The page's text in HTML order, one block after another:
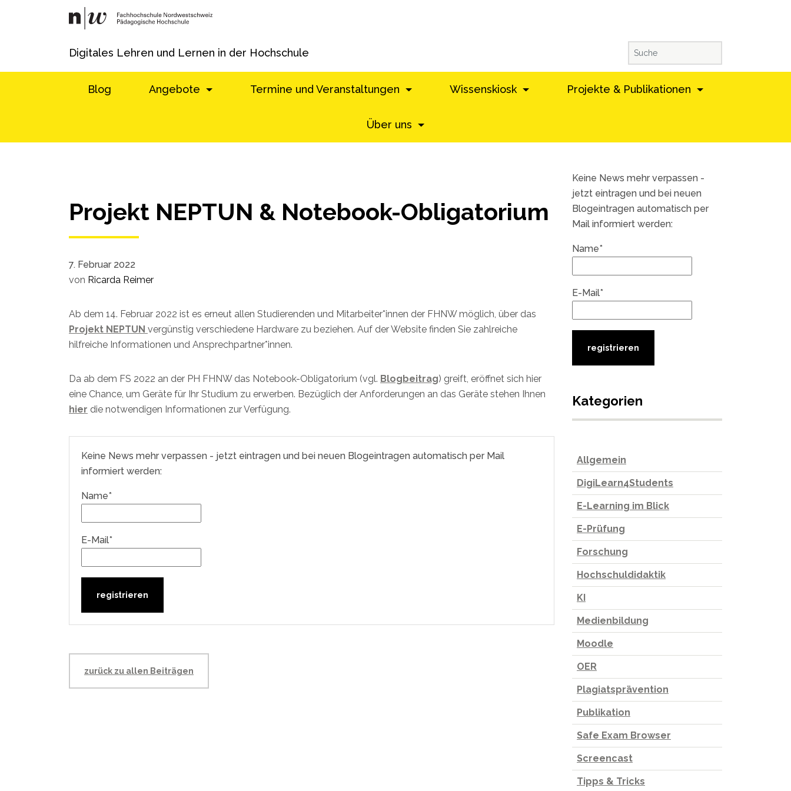
Digitales Lehren und Lernen in der Hochschule
Blog Angebote Termine und Veranstaltungen Wissenskiosk Projekte & Publikationen
Über uns
Projekt NEPTUN & Notebook-Obligatorium
7. Februar 2022
von Ricarda Reimer
Ab dem 14. Februar 2022 ist es erneut allen Studierenden und Mitarbeiter*innen der FHNW möglich, über das
Projekt NEPTUN vergünstig verschiedene Hardware zu beziehen. Auf der Website finden Sie zahlreiche
hilfreiche Informationen und Ansprechpartner*innen.
Da ab dem FS 2022 an der PH FHNW das Notebook-Obligatorium (vgl. Blogbeitrag) greift, eröffnet sich hier
eine Chance, um Geräte für Ihr Studium zu erwerben. Bezüglich der Anforderungen an das Geräte stehen Ihnen
hier die notwendigen Informationen zur Verfügung.
Keine News mehr verpassen - jetzt eintragen und bei neuen Blogeintragen automatisch per Mail
informiert werden:
Name*
E-Mail*
zurück zu allen Beiträgen
Keine News mehr verpassen -
jetzt eintragen und bei neuen
Blogeintragen automatisch per
Mail informiert werden:
Name*
E-Mail*
Kategorien
Allgemein
DigiLearn4Students
E-Learning im Blick
E-Prüfung
Forschung
Hochschuldidaktik
KI
Medienbildung
Moodle
OER
Plagiatsprävention
Publikation
Safe Exam Browser
Screencast
Tipps & Tricks